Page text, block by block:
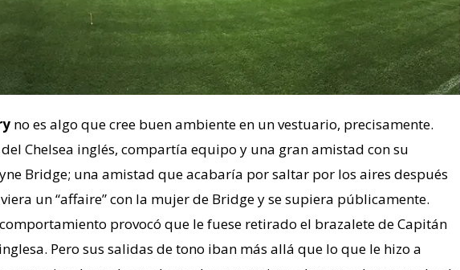
no es algo que cree buen ambiente en un vestuario, precisamente.
Chelsea inglés, compartía equipo y una gran amistad con su
Bridge; una amistad que acabaría por saltar por los aires después
un “affaire” con la mujer de Bridge y se supiera públicamente.
provocó que le fuese retirado el brazalete de Capitán
Pero sus salidas de tono iban más allá que lo que le hizo a